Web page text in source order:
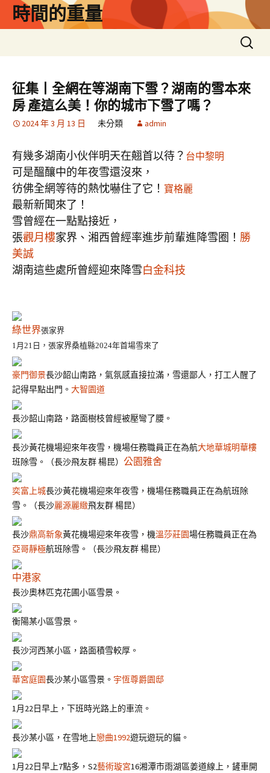
時間的重量
搜
尋
鍵
字:
征集丨全網在等湖南下雪？湖南的雪本來
房 產這么美！你的城市下雪了嗎？
2024 年 3 月 13 日 未分類 admin
有幾多湖南小伙伴明天在翹首以待？ 台中黎明
可是醞釀中的年夜雪還沒來，
彷佛全網等待的熱忱嚇住了它！ 寶格麗
最新新聞來了！
雪曾經在一點點接近，
張觀月樓家界、湘西曾經率進步前輩進降雪圈！ 勝
美誠
湖南這些處所曾經迎來降雪白金科技
綠世界張家界
1月21日，張家界桑植縣2024年首場雪來了
豪門御景長沙韶山南路，氣氛感直接拉滿，雪還鄙人，打工人醒了
記得早點出門。 大智園道
長沙韶山南路，路面樹枝曾經被壓彎了腰。
長沙黃花機場迎來年夜雪，機場任務職員正在為航大地華城明華樓
班除雪。（長沙飛友群 楊昆） 公園雅舍
奕富上城長沙黃花機場迎來年夜雪，機場任務職員正在為航班除
雪。（長沙麗源麗緻飛友群 楊昆）
長沙鼎高新象黃花機場迎來年夜雪，機溫莎莊園場任務職員正在為
亞哥靜極航班除雪。（長沙飛友群 楊昆）
中港家
長沙奧林匹克花圃小區雪景。
衡陽某小區雪景。
長沙河西某小區，路面積雪較厚。
華宮庭園長沙某小區雪景。 宇恆尊爵園邸
1月22日早上，下班時光路上的車流。
長沙某小區，在雪地上戀曲1992遊玩遊玩的貓。
1月22日早上7點多，S2藝術璇宮16湘潭市雨湖區姜道線上，鏟車開